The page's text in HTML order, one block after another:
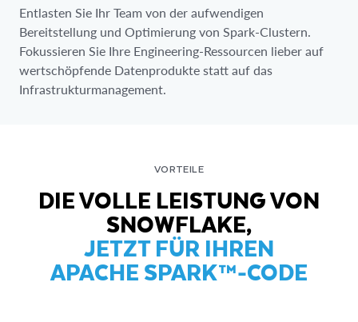
Entlasten Sie Ihr Team von der aufwendigen
Bereitstellung und Optimierung von Spark-Clustern.
Fokussieren Sie Ihre Engineering-Ressourcen lieber auf
wertschöpfende Datenprodukte statt auf das
Infrastrukturmanagement.
VORTEILE
DIE VOLLE LEISTUNG VON
SNOWFLAKE,
JETZT FÜR IHREN
APACHE SPARK™-CODE